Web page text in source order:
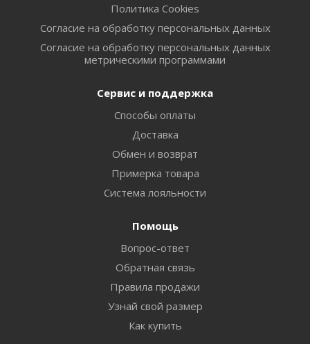
Политика Cookies
Согласие на обработку персональных данных
Согласие на обработку персональных данных
метрическими программами
Сервис и поддержка
Способы оплаты
Доставка
Обмен и возврат
Примерка товара
Система лояльности
Помощь
Вопрос-ответ
Обратная связь
Правила продажи
Узнай свой размер
Как купить